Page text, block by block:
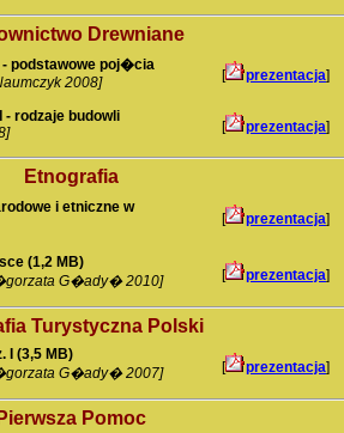
Drewniane
- podstawowe poj�cia
2008] [ prezentacja]
- rodzaje budowli
[ prezentacja]
Etnografia
i etniczne w
[ prezentacja]
(1,2 MB)
G�ady� 2010]
[ prezentacja]
Turystyczna Polski
I (3,5 MB)
G�ady� 2007]
[ prezentacja]
Pierwsza Pomoc